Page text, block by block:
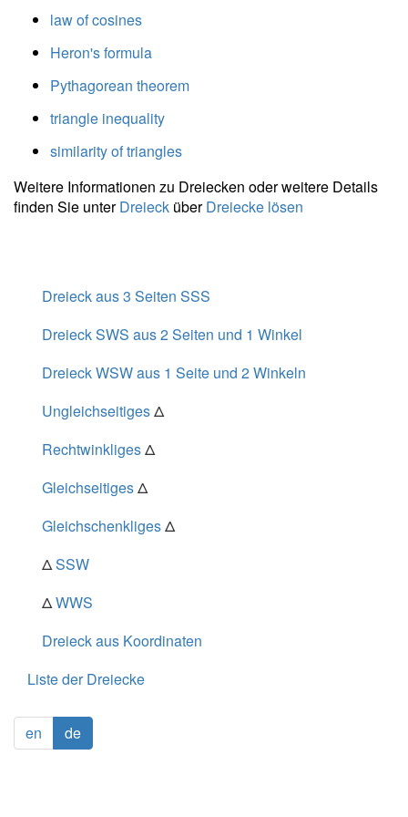
} =
7{,}517 \
\\ m_c =
\dfrac{
2a^2+2b^2
- c^2 } }{ 2
\dfrac{
\sqrt{ 2
- 9^2 } }{ 2
6{,}614
law of cosines
Heron's formula
Pythagorean theorem
triangle inequality
similarity of triangles
Weitere Informationen zu Dreiecken oder weitere Details
finden Sie unterDreieck überDreiecke lösen
Dreieck aus 3 Seiten SSS
Dreieck SWS aus 2 Seiten und 1 Winkel
Dreieck WSW aus 1 Seite und 2 Winkeln
UngleichseitigesΔ
RechtwinkligesΔ
GleichseitigesΔ
GleichschenkligesΔ
ΔSSW
ΔWWS
Dreieck aus Koordinaten
Liste der Dreiecke
en de